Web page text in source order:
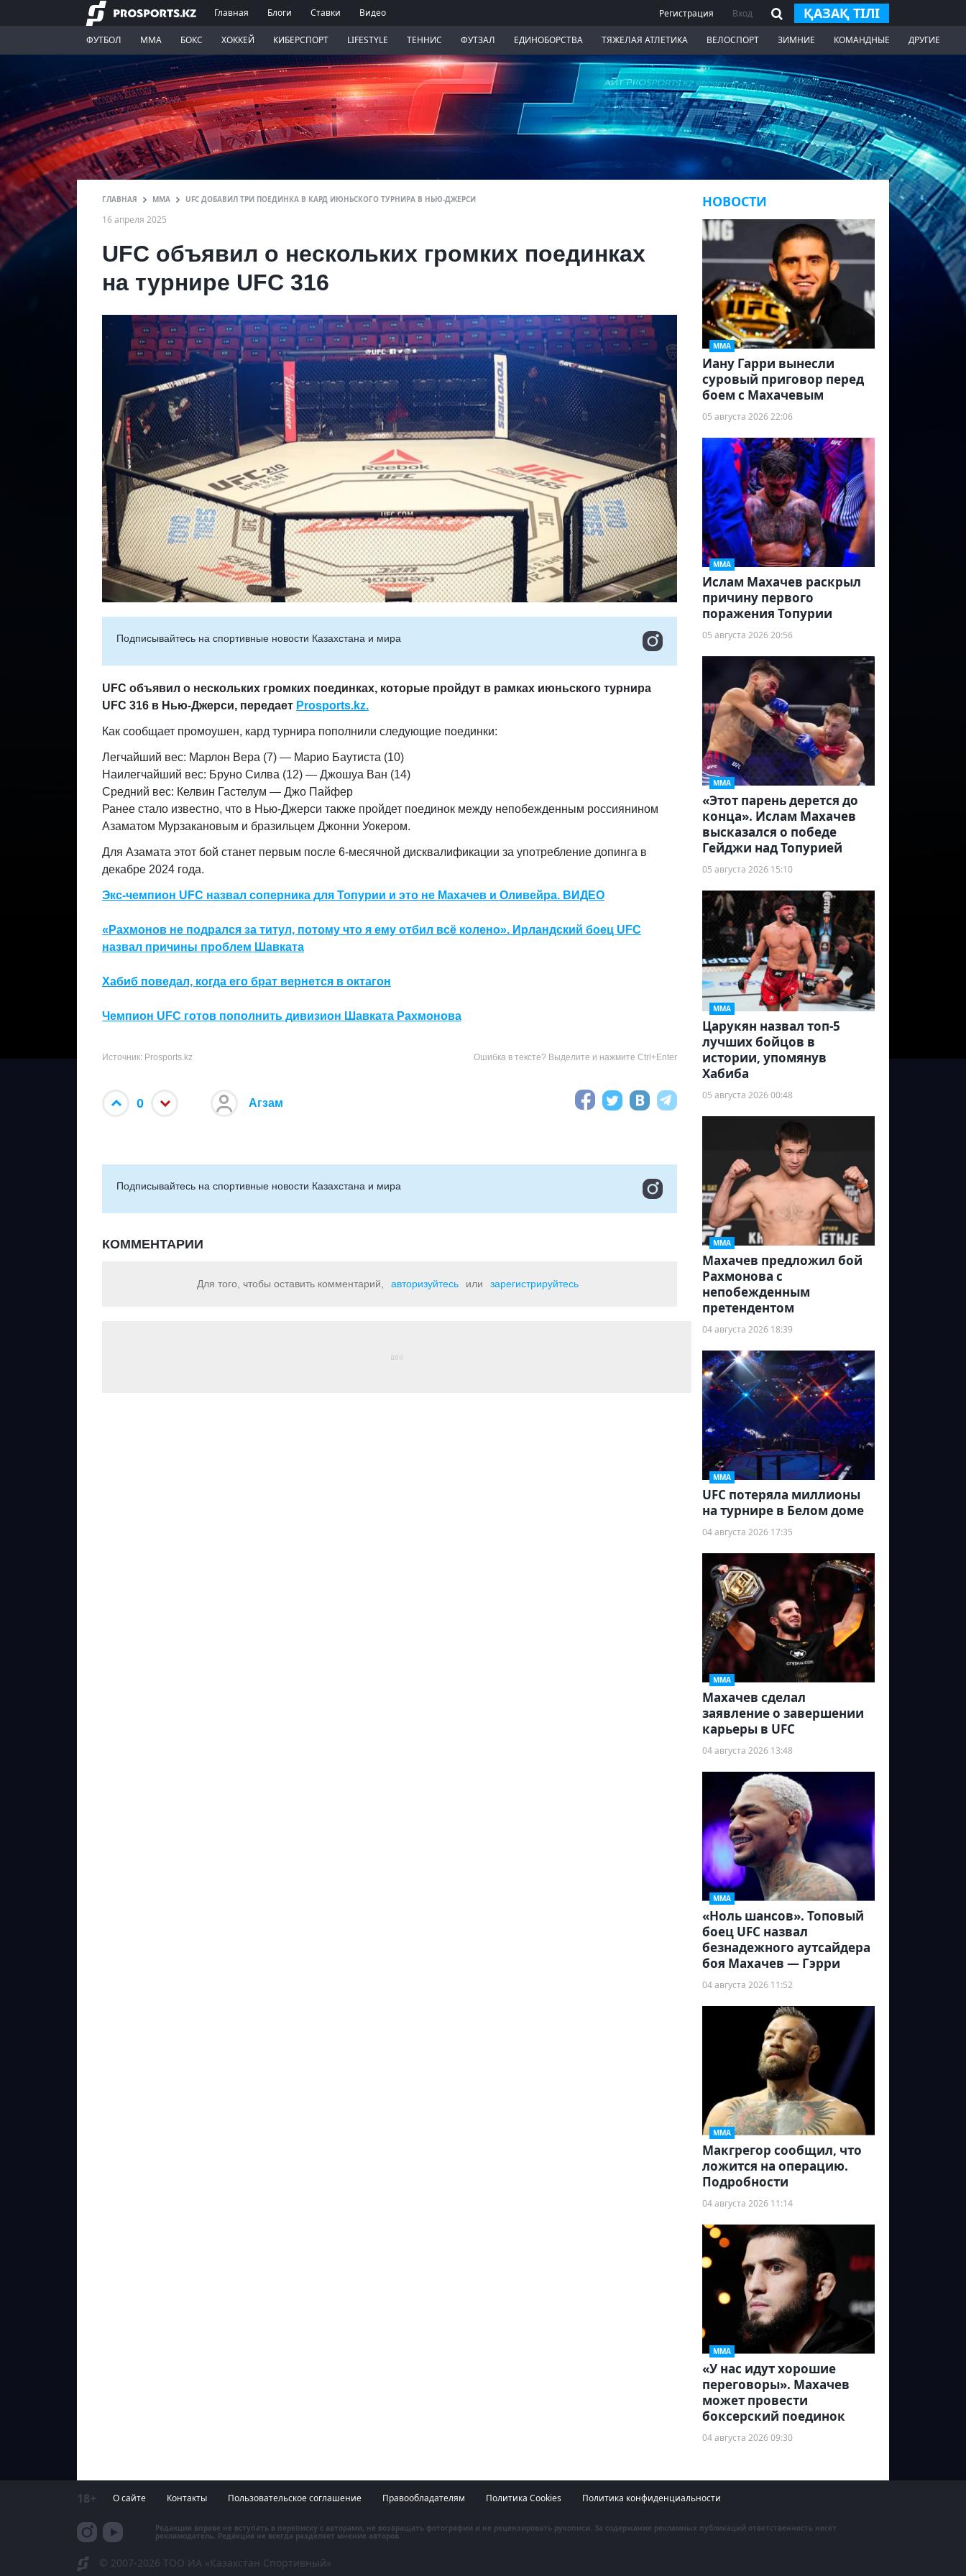
Главная Блоги Ставки Видео Регистрация Вход ҚАЗАҚ ТІЛІ
ФУТБОЛ ММА БОКС ХОККЕЙ КИБЕРСПОРТ LIFESTYLE ТЕННИС ФУТЗАЛ ЕДИНОБОРСТВА ТЯЖЕЛАЯ АТЛЕТИКА ВЕЛОСПОРТ ЗИМНИЕ КОМАНДНЫЕ ДРУГИЕ
ГЛАВНАЯ ММА UFC ДОБАВИЛ ТРИ ПОЕДИНКА В КАРД ИЮНЬСКОГО ТУРНИРА В НЬЮ-ДЖЕРСИ
16 апреля 2025
UFC объявил о нескольких громких поединках
на турнире UFC 316
Подписывайтесь на cпортивные новости Казахстана и мира
UFC объявил о нескольких громких поединках, которые пройдут в рамках июньского турнира
UFC 316 в Нью-Джерси, передает Prosports.kz.
Как сообщает промоушен, кард турнира пополнили следующие поединки:
Легчайший вес: Марлон Вера (7) — Марио Баутиста (10)
Наилегчайший вес: Бруно Силва (12) — Джошуа Ван (14)
Средний вес: Келвин Гастелум — Джо Пайфер
Ранее стало известно, что в Нью-Джерси также пройдет поединок между непобежденным россиянином
Азаматом Мурзакановым и бразильцем Джонни Уокером.
Для Азамата этот бой станет первым после 6-месячной дисквалификации за употребление допинга в
декабре 2024 года.
Экс-чемпион UFC назвал соперника для Топурии и это не Махачев и Оливейра. ВИДЕО
«Рахмонов не подрался за титул, потому что я ему отбил всё колено». Ирландский боец UFC
назвал причины проблем Шавката
Хабиб поведал, когда его брат вернется в октагон
Чемпион UFC готов пополнить дивизион Шавката Рахмонова
Источник: Prosports.kz Ошибка в тексте? Выделите и нажмите Ctrl+Enter
0 Агзам
Подписывайтесь на cпортивные новости Казахстана и мира
КОММЕНТАРИИ
Для того, чтобы оставить комментарий, авторизуйтесь или зарегистрируйтесь
НОВОСТИ
ММА
Иану Гарри вынесли
суровый приговор перед
боем с Махачевым
05 августа 2026 22:06
ММА
Ислам Махачев раскрыл
причину первого
поражения Топурии
05 августа 2026 20:56
ММА
«Этот парень дерется до
конца». Ислам Махачев
высказался о победе
Гейджи над Топурией
05 августа 2026 15:10
ММА
Царукян назвал топ-5
лучших бойцов в
истории, упомянув
Хабиба
05 августа 2026 00:48
ММА
Махачев предложил бой
Рахмонова с
непобежденным
претендентом
04 августа 2026 18:39
ММА
UFC потеряла миллионы
на турнире в Белом доме
04 августа 2026 17:35
ММА
Махачев сделал
заявление о завершении
карьеры в UFC
04 августа 2026 13:48
ММА
«Ноль шансов». Топовый
боец UFC назвал
безнадежного аутсайдера
боя Махачев — Гэрри
04 августа 2026 11:52
ММА
Макгрегор сообщил, что
ложится на операцию.
Подробности
04 августа 2026 11:14
ММА
«У нас идут хорошие
переговоры». Махачев
может провести
боксерский поединок
04 августа 2026 09:30
18+ О сайте Контакты Пользовательское соглашение Правообладателям Политика Cookies Политика конфиденциальности
Редакция вправе не вступать в переписку с авторами, не возвращать фотографии и не рецензировать рукописи. За содержание рекламных публикаций ответственность несет
рекламодатель. Редакция не всегда разделяет мнение авторов.
© 2007-2026 ТОО ИА «Казахстан Спортивный»